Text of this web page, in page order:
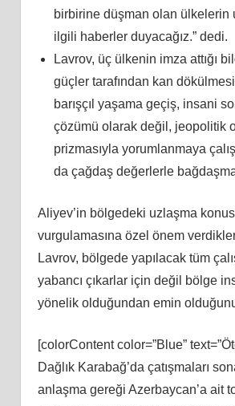
birbirine düşman olan ülkelerin
ilgili haberler duyacağız.” dedi.
Lavrov, üç ülkenin imza attığı
güçler tarafından kan
barışçıl yaşama geçiş, insani
çözümü olarak değil, jeopolitik
prizmasıyla yorumlanmaya
da çağdaş değerlerle
Aliyev’in bölgedeki uzlaşma
vurgulamasına özel önem
Lavrov, bölgede yapılacak tüm
yabancı çıkarlar için değil bölge
yönelik olduğundan emin
[colorContent color=”Blue”
Dağlık Karabağ’da çatışmaları
anlaşma gereği Azerbaycan’a ait